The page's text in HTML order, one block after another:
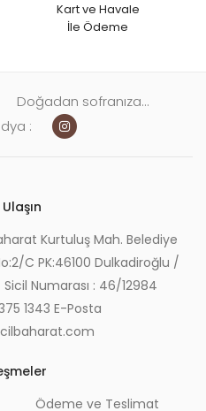
Kart ve Havale
İle Ödeme
Doğadan sofranıza...
:
Kurtuluş Mah. Belediye
C PK:46100 Dulkadiroğlu /
Numarası : 46/12984
1343 E-Posta
Ödeme ve Teslimat